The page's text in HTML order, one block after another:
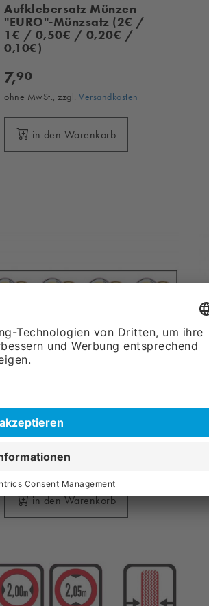
Aufklebersatz Münzen
"EURO"-Münzsatz (2€ /
1€ / 0,50€ / 0,20€ /
0,10€)
7,90
ohne MwSt., zzgl.Versandkosten
in den Warenkorb
Münzprüfer
15,
ohne MwSt., zzgl.
in den Warenkorb